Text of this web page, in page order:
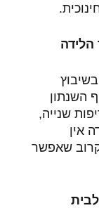
.
השנתון
שנייה,
אין
שאפשר